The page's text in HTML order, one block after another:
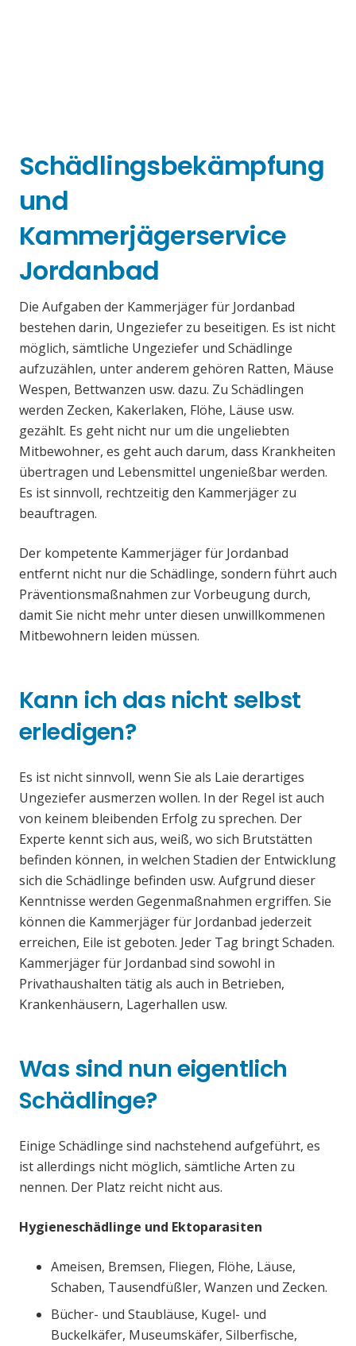
Schädlingsbekämpfung
und
Kammerjägerservice
Jordanbad
Die Aufgaben der Kammerjäger für Jordanbad
bestehen darin, Ungeziefer zu beseitigen. Es ist nicht
möglich, sämtliche Ungeziefer und Schädlinge
aufzuzählen, unter anderem gehören Ratten, Mäuse
Wespen, Bettwanzen usw. dazu. Zu Schädlingen
werden Zecken, Kakerlaken, Flöhe, Läuse usw.
gezählt. Es geht nicht nur um die ungeliebten
Mitbewohner, es geht auch darum, dass Krankheiten
übertragen und Lebensmittel ungenießbar werden.
Es ist sinnvoll, rechtzeitig den Kammerjäger zu
beauftragen.
Der kompetente Kammerjäger für Jordanbad
entfernt nicht nur die Schädlinge, sondern führt auch
Präventionsmaßnahmen zur Vorbeugung durch,
damit Sie nicht mehr unter diesen unwillkommenen
Mitbewohnern leiden müssen.
Kann ich das nicht selbst
erledigen?
Es ist nicht sinnvoll, wenn Sie als Laie derartiges
Ungeziefer ausmerzen wollen. In der Regel ist auch
von keinem bleibenden Erfolg zu sprechen. Der
Experte kennt sich aus, weiß, wo sich Brutstätten
befinden können, in welchen Stadien der Entwicklung
sich die Schädlinge befinden usw. Aufgrund dieser
Kenntnisse werden Gegenmaßnahmen ergriffen. Sie
können die Kammerjäger für Jordanbad jederzeit
erreichen, Eile ist geboten. Jeder Tag bringt Schaden.
Kammerjäger für Jordanbad sind sowohl in
Privathaushalten tätig als auch in Betrieben,
Krankenhäusern, Lagerhallen usw.
Was sind nun eigentlich
Schädlinge?
Einige Schädlinge sind nachstehend aufgeführt, es
ist allerdings nicht möglich, sämtliche Arten zu
nennen. Der Platz reicht nicht aus.
Hygieneschädlinge und Ektoparasiten
Ameisen, Bremsen, Fliegen, Flöhe, Läuse,
Schaben, Tausendfüßler, Wanzen und Zecken.
Bücher- und Staubläuse, Kugel- und
Buckelkäfer, Museumskäfer, Silberfische,